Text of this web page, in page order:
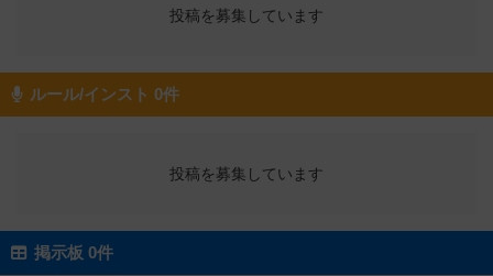
投稿を募集しています
ルール/インスト 0件
投稿を募集しています
掲示板 0件